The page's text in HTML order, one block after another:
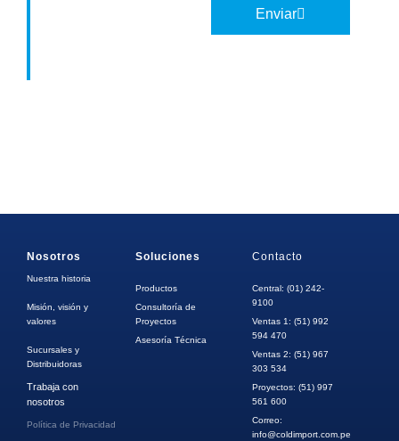
Enviar
Nosotros
Nuestra historia
Misión, visión y
valores
Sucursales y
Distribuidoras
Trabaja con
nosotros
Política de Privacidad
Soluciones
Productos
Consultoría de
Proyectos
Asesoría Técnica
Contacto
Central: (01) 242-
9100
Ventas 1: (51) 992
594 470
Ventas 2: (51) 967
303 534
Proyectos: (51) 997
561 600
Correo:
info@coldimport.com.pe